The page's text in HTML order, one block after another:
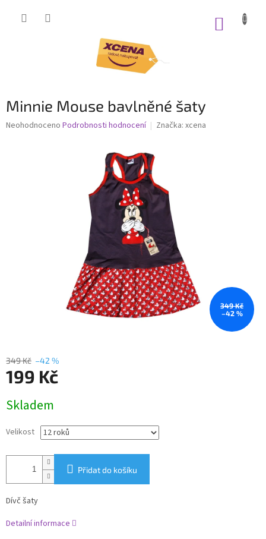
Minnie Mouse bavlněné šaty
Průměrné
Neohodnoceno Podrobnosti hodnocení Značka: xcena
349 Kč
–42 %
349 Kč –42 %
199 Kč
cena:
Skladem
Velikost
Přidat do košíku
Dívč šaty
Detailní informace